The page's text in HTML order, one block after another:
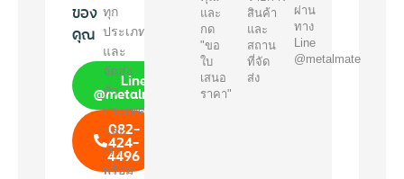
ของ
คุณ
Line
@metalmate
082-
424-
4496
ทุก
ประเภท
และ
จัดส่ง
ทั่ว
ประเทศ
และ
เรา
พร้อม
และ
กด
"ขอ
ใบ
เสนอ
ราคา"
สินค้า
และ
สถาน
ที่จัด
ส่ง
ผ่าน
ทาง
Line
@metalmate